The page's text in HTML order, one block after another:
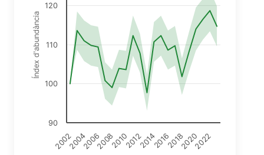
Índex d'abundància
20022004200620082010201220142016201820202022
90
100
110
120